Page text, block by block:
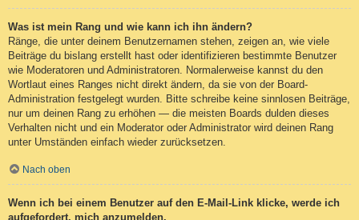
Was ist mein Rang und wie kann ich ihn ändern?
Ränge, die unter deinem Benutzernamen stehen, zeigen an, wie viele
Beiträge du bislang erstellt hast oder identifizieren bestimmte Benutzer
wie Moderatoren und Administratoren. Normalerweise kannst du den
Wortlaut eines Ranges nicht direkt ändern, da sie von der Board-
Administration festgelegt wurden. Bitte schreibe keine sinnlosen Beiträge,
nur um deinen Rang zu erhöhen — die meisten Boards dulden dieses
Verhalten nicht und ein Moderator oder Administrator wird deinen Rang
unter Umständen einfach wieder zurücksetzen.
Nach oben
Wenn ich bei einem Benutzer auf den E-Mail-Link klicke, werde ich
aufgefordert, mich anzumelden.